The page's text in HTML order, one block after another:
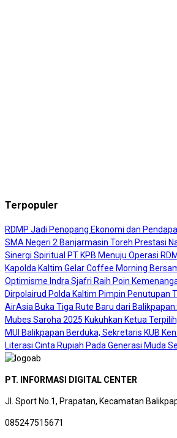
Terpopuler
RDMP Jadi Penopang Ekonomi dan
SMA Negeri 2 Banjarmasin Toreh Prestasi
Sinergi Spiritual PT KPB Menuju Operasi
Kapolda Kaltim Gelar Coffee Morning
Optimisme Indra Sjafri Raih Poin
Dirpolairud Polda Kaltim Pimpin
AirAsia Buka Tiga Rute Baru dari
Mubes Saroha 2025 Kukuhkan Ketua
MUI Balikpapan Berduka, Sekretaris KUB
Literasi Cinta Rupiah Pada Generasi Muda
PT. INFORMASI DIGITAL CENTER
Jl. Sport No.1, Prapatan, Kecamatan
085247515671